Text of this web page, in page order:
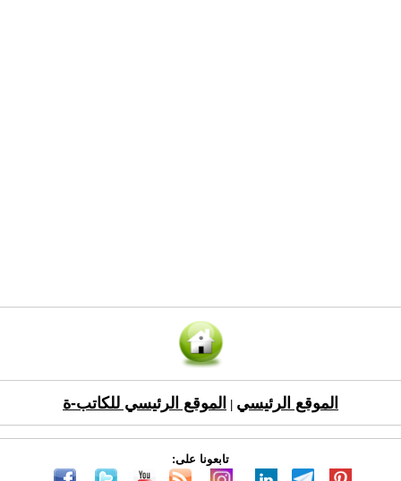
الموقع الرئيسي الموقع الرئيسي للكاتب-ة
تابعونا على: